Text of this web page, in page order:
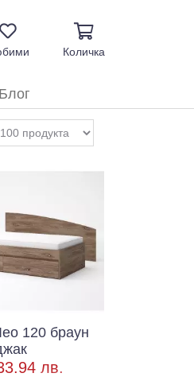
Количка
Блог
120 браун
лв.